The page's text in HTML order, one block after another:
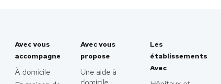
Avec vous
accompagne
À domicile
Avec vous
propose
Une aide à
Les
établissements
Avec